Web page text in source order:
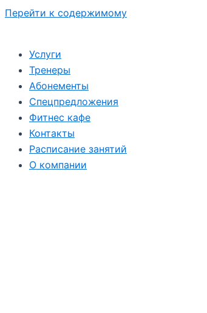
Перейти к содержимому
Услуги
Тренеры
Абонементы
Спецпредложения
Фитнес кафе
Контакты
Расписание занятий
О компании